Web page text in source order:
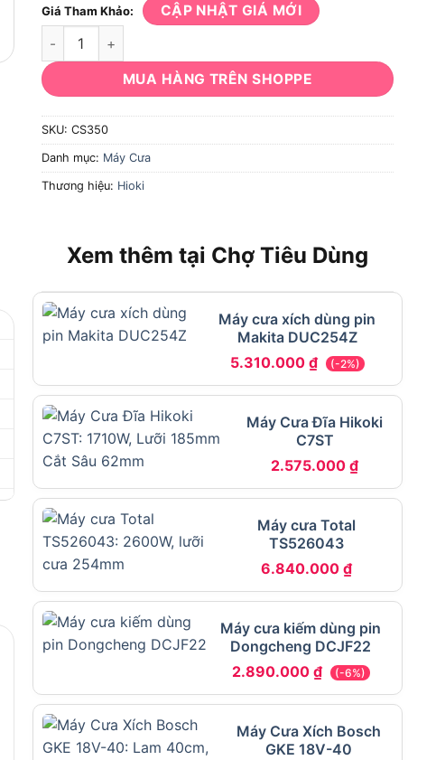
Giá Tham Khảo: CẬP NHẬT GIÁ MỚI
Máy cưa xích Hikoki CS350 1140W 350mm số lượng
MUA HÀNG TRÊN SHOPPE
SKU: CS350
Danh mục: Máy Cưa
Thương hiệu: Hioki
Xem thêm tại Chợ Tiêu Dùng
Máy cưa xích dùng pin
Makita DUC254Z
5.310.000 ₫ (-2%)
Máy Cưa Đĩa Hikoki
C7ST
2.575.000₫
Máy cưa Total
TS526043
6.840.000₫
Máy cưa kiếm dùng pin
Dongcheng DCJF22
2.890.000 ₫ (-6%)
Máy Cưa Xích Bosch
GKE 18V-40